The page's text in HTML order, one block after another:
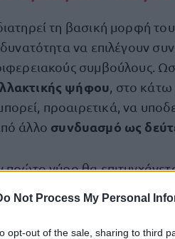
Not Process My Personal
opt-out of the sale, sharing to third
τη βασική μορφή
δυνατότητα να επιλέγουν
συμβούλους.
ψήφου , στο
προαιρετικά, να
άλλο συνδυασμό ως
γύρο θα
όριο. Το
50%να εξετάζονται ως